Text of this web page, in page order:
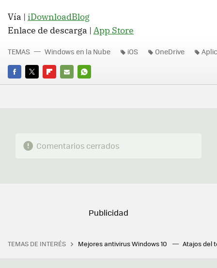
Vía | iDownloadBlog
Enlace de descarga | App Store
FACEBOOK
TWITTERFLIPBOARD
E-
WHATSAPP
TEMAS Windows en la Nube iOS OneDrive
Comentarios cerrados
TEMAS DE INTERÉS Mejores antivirus Windows 10 Atajos del